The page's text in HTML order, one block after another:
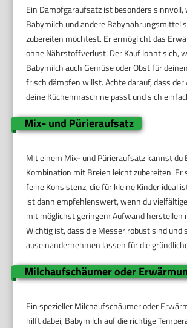
Ein Dampfgaraufsatz ist besonders sinnvoll,
Babymilch und andere Babynahrungsmittel
zubereiten möchtest. Er ermöglicht das
ohne Nährstoffverlust. Der Kauf lohnt sich,
Babymilch auch Gemüse oder Obst für
frisch dämpfen willst. Achte darauf, dass der
deine Küchenmaschine passt und sich
Mix- und Pürieraufsatz
Mit einem Mix- und Pürieraufsatz kannst du
Kombination mit Breien leicht zubereiten. Er
feine Konsistenz, die für kleine Kinder ideal
ist dann empfehlenswert, wenn du
mit möglichst geringem Aufwand herstellen
Wichtig ist, dass die Messer robust sind und
auseinandernehmen lassen für die
Milchaufschäumer oder
Ein spezieller Milchaufschäumer oder
hilft dabei, Babymilch auf die richtige